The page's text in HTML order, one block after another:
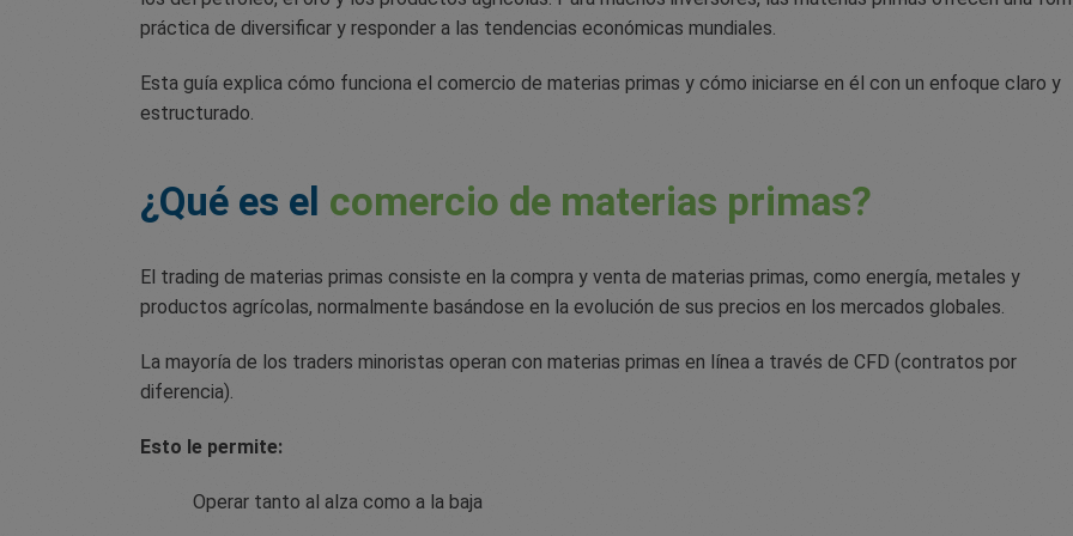
práctica de diversificar y responder a las tendencias económicas mundiales.
Esta guía explica cómo funciona el comercio de materias primas y cómo iniciarse en él con un enfoque claro y
estructurado.
¿Qué es el comercio de materias primas?
El trading de materias primas consiste en la compra y venta de materias primas, como energía, metales y
productos agrícolas, normalmente basándose en la evolución de sus precios en los mercados globales.
La mayoría de los traders minoristas operan con materias primas en línea a través de CFD (contratos por
diferencia).
Esto le permite:
Operar tanto al alza como a la baja